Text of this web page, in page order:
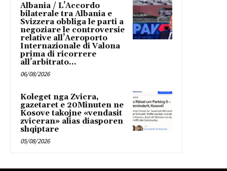
Albania / L’Accordo
bilaterale tra Albania e
Svizzera obbliga le parti a
negoziare le controversie
relative all’Aeroporto
Internazionale di Valona
prima di ricorrere
all’arbitrato...
06/08/2026
Koleget nga Zvicra,
gazetaret e 20Minuten ne
Kosove takojne «vendasit
zviceran» alias diasporen
shqiptare
05/08/2026